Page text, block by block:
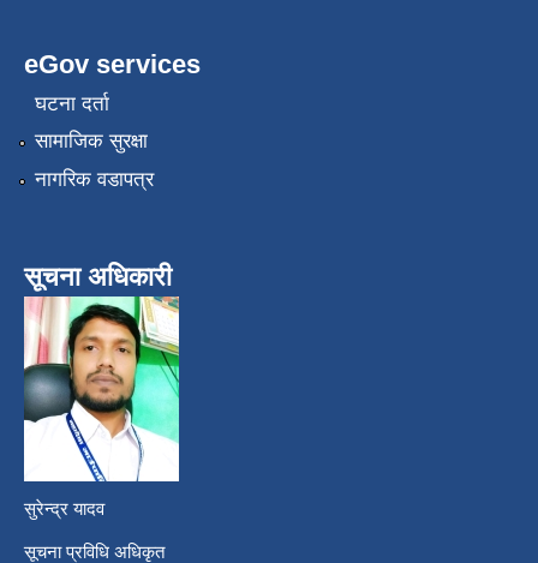
eGov services
घटना दर्ता
सामाजिक सुरक्षा
नागरिक वडापत्र
सूचना अधिकारी
सुरेन्द्र यादव
सूचना प्रविधि अधिकृत